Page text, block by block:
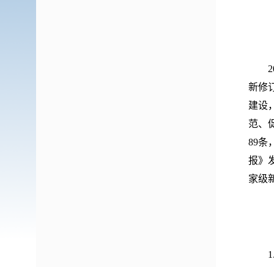
新修
建设
范、
89条
报》
家级
1.